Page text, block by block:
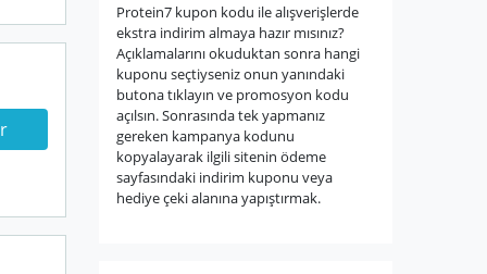
Protein7 kupon kodu ile alışverişlerde
ekstra indirim almaya hazır mısınız?
Açıklamalarını okuduktan sonra hangi
kuponu seçtiyseniz onun yanındaki
butona tıklayın ve promosyon kodu
açılsın. Sonrasında tek yapmanız
gereken kampanya kodunu
kopyalayarak ilgili sitenin ödeme
sayfasındaki indirim kuponu veya
hediye çeki alanına yapıştırmak.